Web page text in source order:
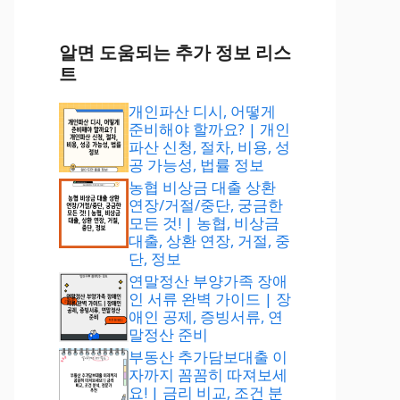
알면 도움되는 추가 정보 리스
트
개인파산 디시, 어떻게
준비해야 할까요? | 개인
파산 신청, 절차, 비용, 성
공 가능성, 법률 정보
농협 비상금 대출 상환
연장/거절/중단, 궁금한
모든 것! | 농협, 비상금
대출, 상환 연장, 거절, 중
단, 정보
연말정산 부양가족 장애
인 서류 완벽 가이드 | 장
애인 공제, 증빙서류, 연
말정산 준비
부동산 추가담보대출 이
자까지 꼼꼼히 따져보세
요! | 금리 비교, 조건 분